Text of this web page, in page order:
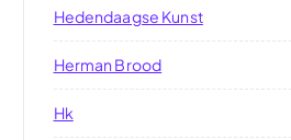
Hedendaagse Kunst
Herman Brood
Hk